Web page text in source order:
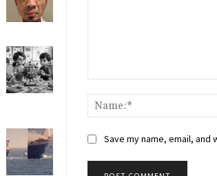
Save my name, email,